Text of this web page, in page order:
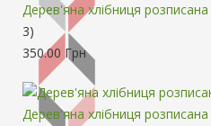
Дерев'яна хлібниця розписана
3)
350.00 Грн
Дерев'яна хлібниця розписана